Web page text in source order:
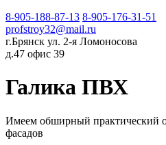
8-905-188-87-13 8-905-176-31-51
profstroy32@mail.ru
г.Брянск ул. 2-я Ломоносова
д.47 офис 39
Галика ПВХ
Имеем обширный практический
фасадов